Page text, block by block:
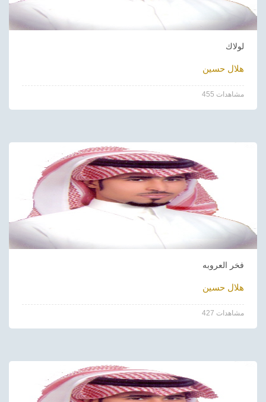
لولاك
هلال حسين
455 مشاهدات
فخر العروبه
هلال حسين
427 مشاهدات